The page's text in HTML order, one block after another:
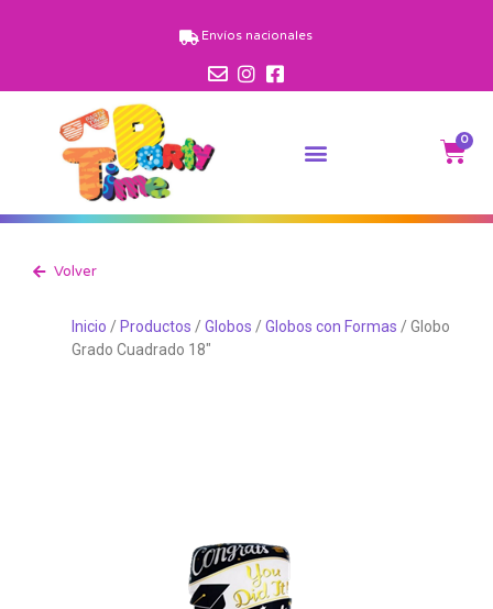
Envíos nacionales
0
Volver
Inicio / Productos /Globos /Globos con Formas / Globo
Grado Cuadrado 18″